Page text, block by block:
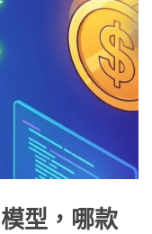
型，哪款